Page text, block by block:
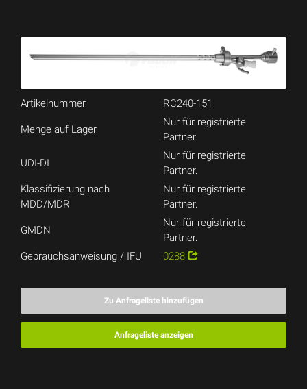
Artikelnummer RC240-151
Menge auf Lager
Nur für registrierte
Partner.
UDI-DI
Nur für registrierte
Partner.
Klassifizierung nach
MDD/MDR
Nur für registrierte
Partner.
GMDN
Nur für registrierte
Partner.
Gebrauchsanweisung / IFU
0288
Zu Anfrageliste hinzufügen
Anfrageliste anzeigen